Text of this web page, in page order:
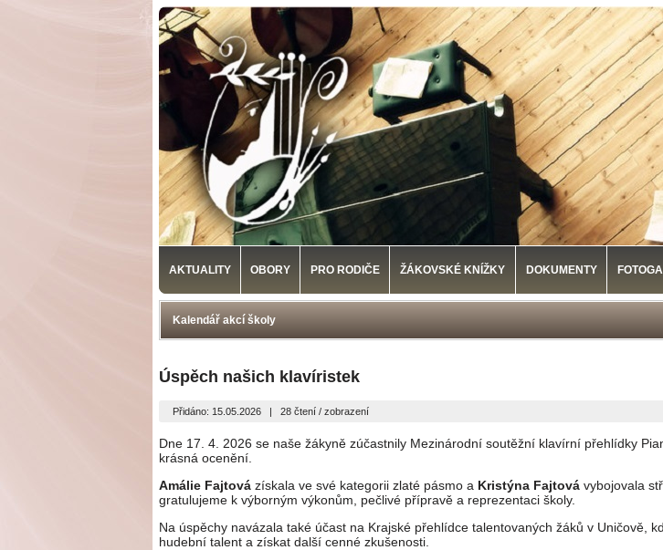
AKTUALITY OBORY PRO RODIČE ŽÁKOVSKÉ KNÍŽKY DOKUMENTY
Kalendář akcí školy
Úspěch našich klavíristek
Přidáno: 15.05.2026 | 28 čtení / zobrazení
Dne 17. 4. 2026 se naše žákyně zúčastnily Mezinárodní soutěžní klavírní přehlídky
krásná ocenění.
Amálie Fajtová získala ve své kategorii zlaté pásmo a Kristýna Fajtová vybojovala
gratulujeme k výborným výkonům, pečlivé přípravě a reprezentaci školy.
Na úspěchy navázala také účast na Krajské přehlídce talentovaných žáků v Uničově,
hudební talent a získat další cenné zkušenosti.